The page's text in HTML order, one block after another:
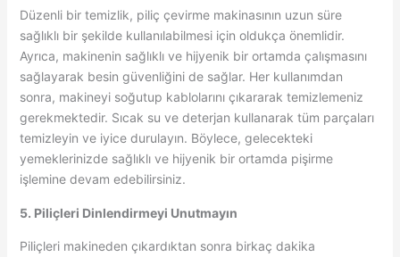
Düzenli bir temizlik, piliç çevirme makinasının uzun süre
sağlıklı bir şekilde kullanılabilmesi için oldukça önemlidir.
Ayrıca, makinenin sağlıklı ve hijyenik bir ortamda çalışmasını
sağlayarak besin güvenliğini de sağlar. Her kullanımdan
sonra, makineyi soğutup kablolarını çıkararak temizlemeniz
gerekmektedir. Sıcak su ve deterjan kullanarak tüm parçaları
temizleyin ve iyice durulayın. Böylece, gelecekteki
yemeklerinizde sağlıklı ve hijyenik bir ortamda pişirme
işlemine devam edebilirsiniz.
5. Piliçleri Dinlendirmeyi Unutmayın
Piliçleri makineden çıkardıktan sonra birkaç dakika